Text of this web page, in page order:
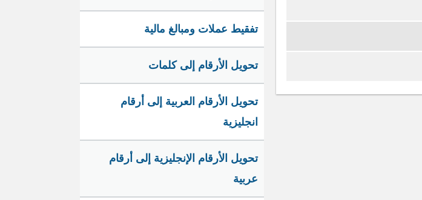
تفقيط عملات ومبالغ مالية
تحويل الأرقام إلى كلمات
تحويل الأرقام العربية إلى أرقام
انجليزية
تحويل الأرقام الإنجليزية إلى أرقام
عربية